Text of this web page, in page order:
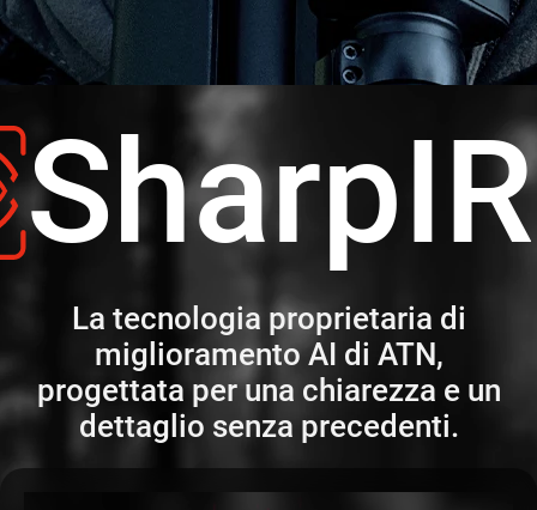
La tecnologia proprietaria di
miglioramento AI di ATN,
progettata per una chiarezza e un
dettaglio senza precedenti.